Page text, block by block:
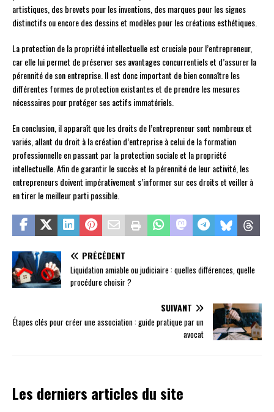
artistiques, des brevets pour les inventions, des marques pour les signes
distinctifs ou encore des dessins et modèles pour les créations esthétiques.
La protection de la propriété intellectuelle est cruciale pour l’entrepreneur,
car elle lui permet de préserver ses avantages concurrentiels et d’assurer la
pérennité de son entreprise. Il est donc important de bien connaître les
différentes formes de protection existantes et de prendre les mesures
nécessaires pour protéger ses actifs immatériels.
En conclusion, il apparaît que les droits de l’entrepreneur sont nombreux et
variés, allant du droit à la création d’entreprise à celui de la formation
professionnelle en passant par la protection sociale et la propriété
intellectuelle. Afin de garantir le succès et la pérennité de leur activité, les
entrepreneurs doivent impérativement s’informer sur ces droits et veiller à
en tirer le meilleur parti possible.
PRÉCÉDENT
Liquidation amiable ou judiciaire : quelles différences, quelle
procédure choisir ?
SUIVANT
Étapes clés pour créer une association : guide pratique par un
avocat
Les derniers articles du site